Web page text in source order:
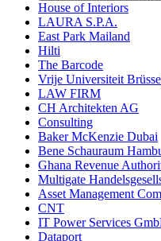
House of Interiors
LAURA S.P.A.
East Park Mailand
Hilti
The Barcode
Vrije Universiteit
LAW FIRM
CH Architekten AG
Consulting
Baker McKenzie Dubai
Bene Schauraum
Ghana Revenue
Multigate
Asset Management
CNT
IT Power Services
Dataport